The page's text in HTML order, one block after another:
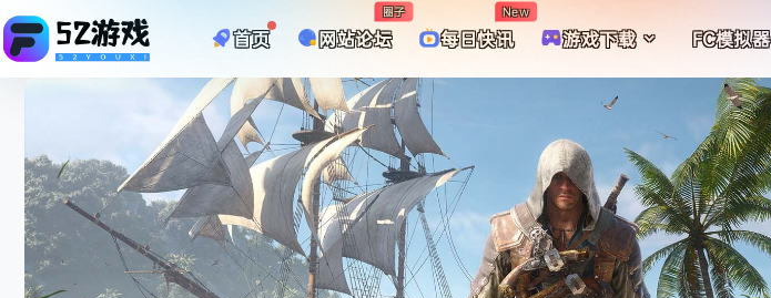
首页 网站论坛
圈子
每日快讯
New
游戏下载 FC模拟器